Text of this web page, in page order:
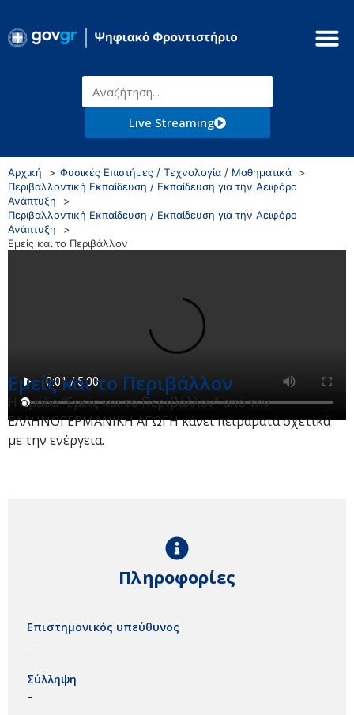
Live Streaming
Αρχική
Φυσικές Επιστήμες / Τεχνολογία / Μαθηματικά
Περιβαλλοντική Εκπαίδευση / Εκπαίδευση για την Αειφόρο
Ανάπτυξη
Περιβαλλοντική Εκπαίδευση / Εκπαίδευση για την Αειφόρο
Ανάπτυξη
Εμείς και το Περιβάλλον
Εμείς και το Περιβάλλον
Η ομάδα “Εμείς και το Περιβάλλον” από την
ΕΛΛΗΝΟΓΕΡΜΑΝΙΚΗ ΑΓΩΓΗ κάνει πειράματα σχετικά
με την ενέργεια.
Πληροφορίες
Επιστημονικός υπεύθυνος
–
Σύλληψη
–